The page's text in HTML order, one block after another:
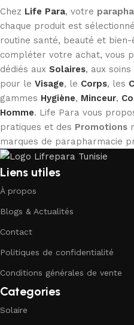
Chez Life Para, votre
chaque produit est
routine santé, beauté et bien-
compléter votre achat, vous
dédiés aux Solaires, aux soins
pour le Visage, le Corps, les
gammes Hygiène, Minceur,
Homme. Life Para vous
pratiques et des Promotions
marques de parapharmacie
Liens utiles
À propos
Blogs & Actualités
Contact
Politiques de confidentialité
Conditions générales de vente
Categories
Solaire